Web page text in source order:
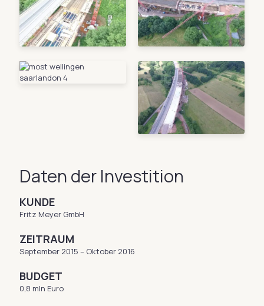
Daten der Investition
KUNDE
Fritz Meyer GmbH
ZEITRAUM
September 2015 – Oktober 2016
BUDGET
0,8 mln Euro